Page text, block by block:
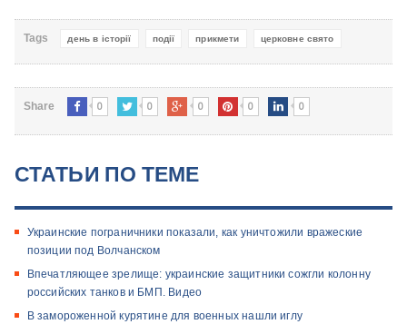
Tags день в історії події прикмети церковне свято
Share 0 0 0 0 0
СТАТЬИ ПО ТЕМЕ
Украинские пограничники показали, как уничтожили вражеские
позиции под Волчанском
Впечатляющее зрелище: украинские защитники сожгли колонну
российских танков и БМП. Видео
В замороженной курятине для военных нашли иглу